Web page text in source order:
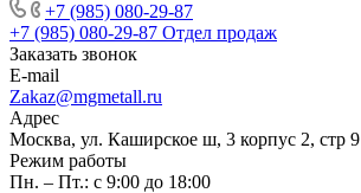
+7 (985) 080-29-87
+7 (985) 080-29-87 Отдел продаж
Заказать звонок
E-mail
Zakaz@mgmetall.ru
Адрес
Москва, ул. Каширское ш, 3 корпус 2, стр 9
Режим работы
Пн. – Пт.: с 9:00 до 18:00